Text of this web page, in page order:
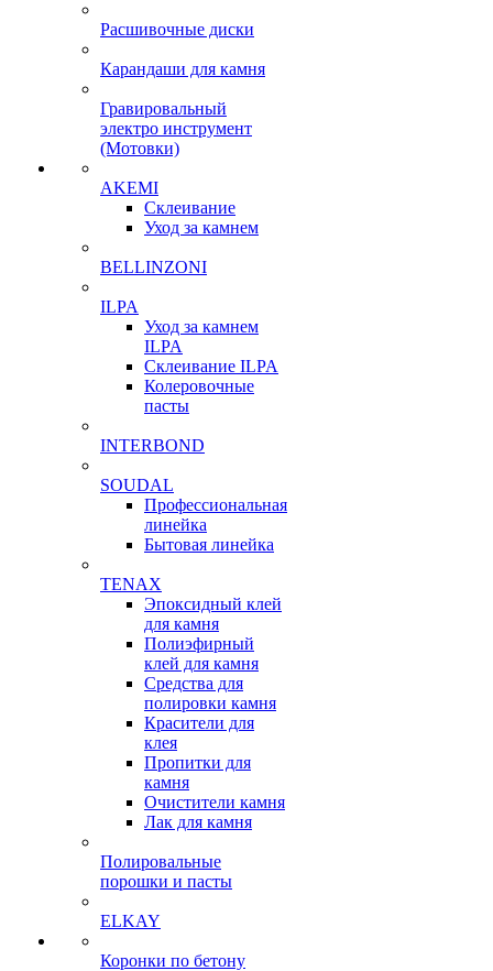
Расшивочные диски
Карандаши для камня
Гравировальный
электро инструмент
(Мотовки)
AKEMI
Склеивание
Уход за камнем
BELLINZONI
ILPA
Уход за камнем
ILPA
Склеивание ILPA
Колеровочные
пасты
INTERBOND
SOUDAL
Профессиональная
линейка
Бытовая линейка
TENAX
Эпоксидный клей
для камня
Полиэфирный
клей для камня
Средства для
полировки камня
Красители для
клея
Пропитки для
камня
Очистители камня
Лак для камня
Полировальные
порошки и пасты
ELKAY
Коронки по бетону